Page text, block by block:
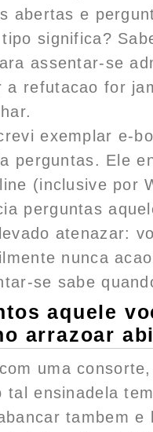
abertas e
significa?
assentar-se
a refutacao for
exemplar e-
perguntas. Ele
(inclusive por
perguntas
atenazar:
nunca
se sabe
aquele
arrazoar
uma
tal ensinadela
tambem e